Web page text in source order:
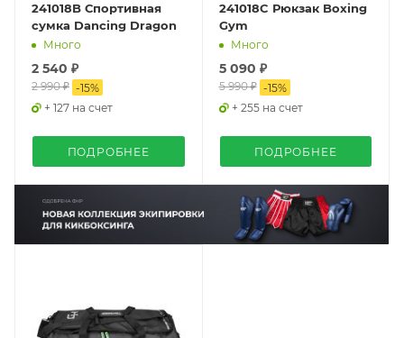
241018B Спортивная
сумка Dancing Dragon
Много
2 540 ₽
2 990 ₽ -15%
+ 127 на счет
ПОДРОБНЕЕ
241018C Рюкзак Boxing
Gym
Много
5 090 ₽
5 990 ₽ -15%
+ 255 на счет
ПОДРОБНЕЕ